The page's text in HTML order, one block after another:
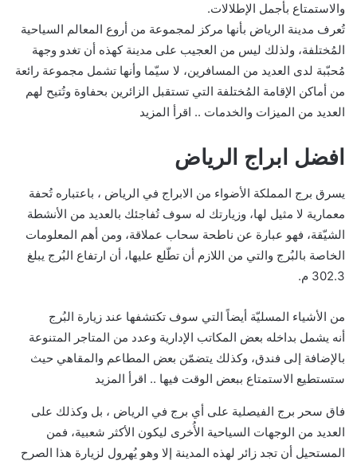
والاستمتاع بأجمل الإطلالات.
تُعرف مدينة الرياض بأنها مركز لمجموعة من أروع المعالم السياحية
المُختلفة، ولذلك ليس من العجيب على مدينة كهذه أن تغدو وجهة
مُحبّبة لدى العديد من المسافرين، لا سيّما وأنها تشمل مجموعة رائعة
من أماكن الإقامة المُختلفة التي تستقبل الزائرين بحفاوة وتُتيح لهم
العديد من الميزات والخدمات .. اقرأ المزيد
افضل ابراج الرياض
يسرق برج المملكة الأضواء من الابراج في الرياض ، باعتباره تُحفة
معمارية لا مثيل لها، وزيارتك له سوف تُفاجئك بالعديد من الأنشطة
الشيّقة، فهو عبارة عن ناطحة سحاب عملاقة، ومن أهم المعلومات
الخاصة بالبُرج والتي من اللازم أن تطّلع عليها، أن ارتفاع البُرج يبلغ
302.3 م.
من الأشياء المسليّة أيضاً التي سوف تكتشفها عند زيارة البُرج
أنه يشمل بداخله بعض المكاتب الإدارية وعدد من المتاجر المتنوعة
بالإضافة إلى فندق، وكذلك يتضمّن بعض المطاعم والمقاهي حيث
ستستطيع الاستمتاع ببعض الوقت فيها .. اقرأ المزيد
فاق سحر برج الفيصلية على أي برج في الرياض ، بل وكذلك على
العديد من الوجهات السياحية الأُخرى ليكون الأكثر شعبية، فمن
المستحيل أن تجد زائر لهذه المدينة إلا وهو يُهرول لزيارة هذا الصرح